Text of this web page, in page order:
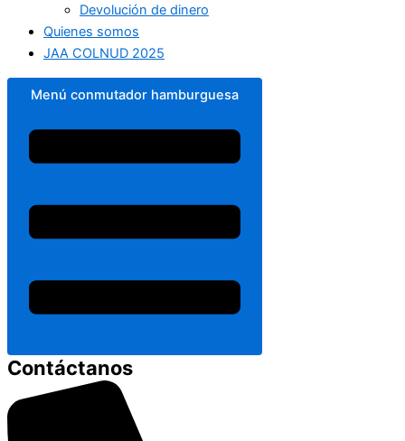
Devolución de dinero
Quienes somos
JAA COLNUD 2025
Menú conmutador hamburguesa
Contáctanos